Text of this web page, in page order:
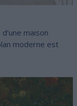
maison
moderne est